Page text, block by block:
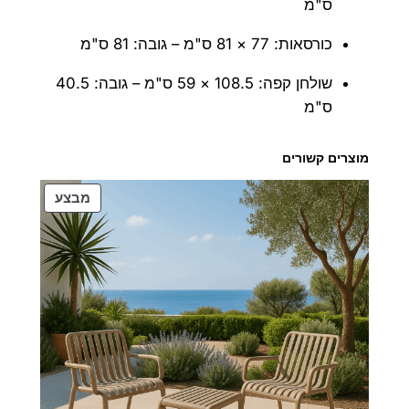
ס"מ
כורסאות: 77 × 81 ס"מ – גובה: 81 ס"מ
שולחן קפה: 108.5 × 59 ס"מ – גובה: 40.5
ס"מ
מוצרים קשורים
מבצעמוצרים
במבצע